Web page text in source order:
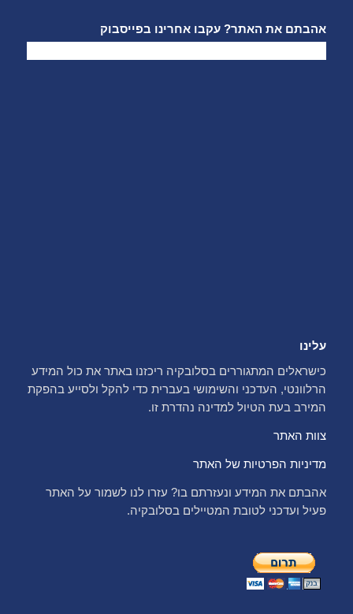
אהבתם את האתר? עקבו אחרינו בפייסבוק
עלינו
כישראלים המתגוררים בסלובקיה ריכזנו באתר את כול המידע
הרלוונטי, העדכני והשימושי בעברית כדי להקל ולסייע בהפקת
המירב בעת הטיול למדינה נהדרת זו.
צוות האתר
מדיניות הפרטיות של האתר
אהבתם את המידע ונעזרתם בו? עזרו לנו לשמור על האתר
פעיל ועדכני לטובת המטיילים בסלובקיה.